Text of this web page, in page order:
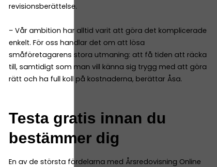
revisionsberättelse.
– Vår ambition har alltid varit att göra det komplicerade
enkelt. För oss handlar det om att lösa
småföretagarens stora utmaning: att få tiden att räcka
till, samtidigt som man vill känna sig trygg med att göra
rätt och ha full koll på kostnaderna, berättar Åsa.
Testa gratis innan du
bestämmer dig
En av de största fördelarna med Årsredovisning Online